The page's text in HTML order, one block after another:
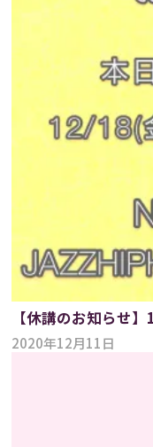
【休講のお知らせ
2020年12月11日